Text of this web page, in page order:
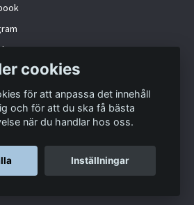
cookies
för att anpassa det innehåll
och för att du ska få bästa
när du handlar hos oss.
Inställningar